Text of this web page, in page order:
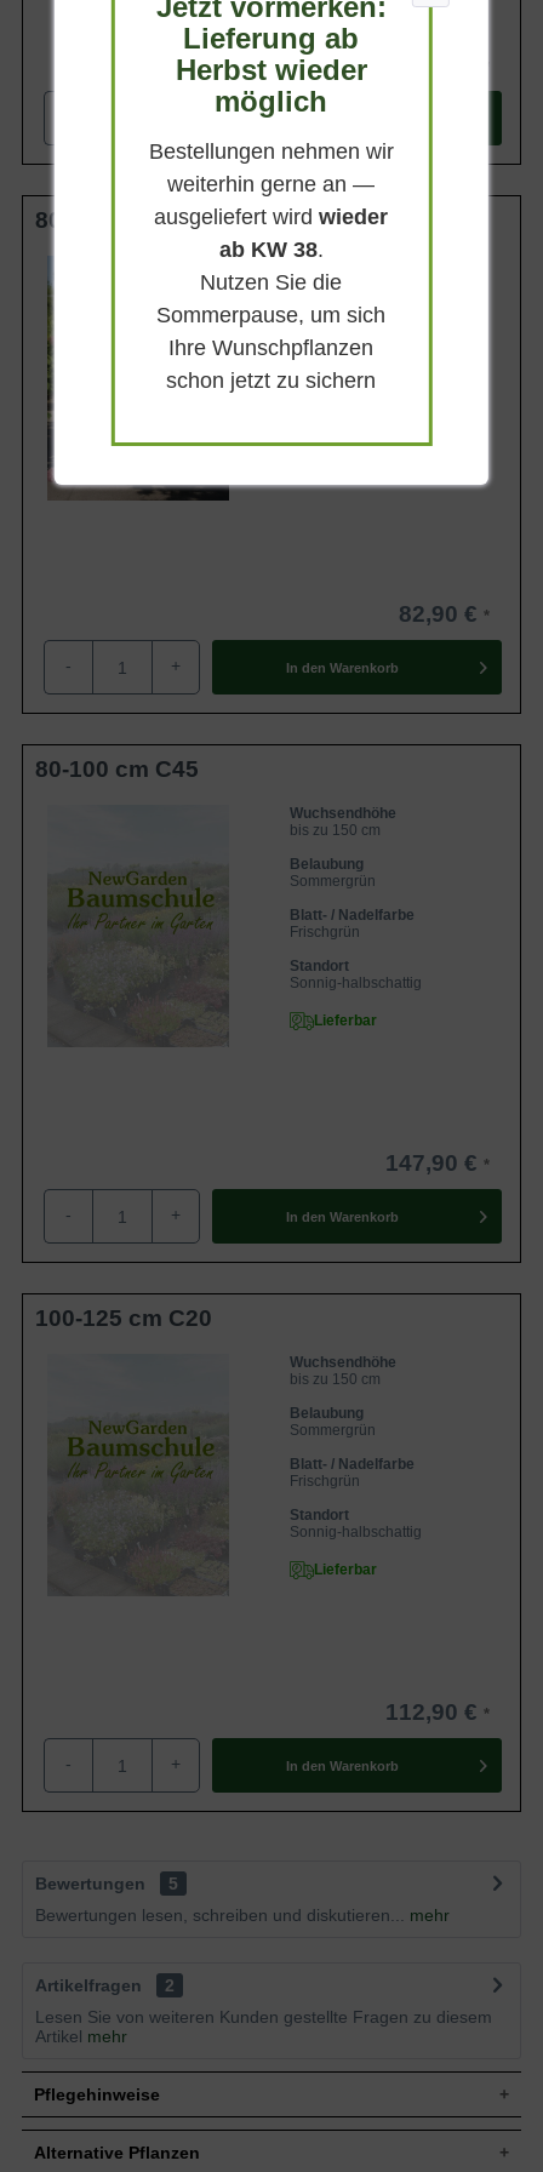
80-100 cm C20
bis zu 150 cm
Belaubung
Frischgrün
82,90 €
- + In den Warenkorb
80-100 cm C45
Wuchsendhöhe
bis zu 150 cm
Belaubung
Sommergrün
Blatt- / Nadelfarbe
Frischgrün
Standort
Sonnig-halbschattig
Lieferbar
147,90 €
- + In den Warenkorb
100-125 cm C20
Wuchsendhöhe
bis zu 150 cm
Belaubung
Sommergrün
Blatt- / Nadelfarbe
Frischgrün
Standort
Sonnig-halbschattig
Lieferbar
112,90 €
- + In den Warenkorb
Bewertungen
5
Bewertungen lesen, schreiben und diskutieren...
mehr
Artikelfragen
2
Lesen Sie von weiteren Kunden gestellte Fragen zu diesem
Artikel mehr
Pflegehinweise
Alternative Pflanzen
Lieferung ab
Herbst wieder
möglich
Bestellungen nehmen wir
weiterhin gerne an —
ausgeliefert wirdwieder
ab KW 38.
Nutzen Sie die
Sommerpause, um sich
Ihre Wunschpflanzen
schon jetzt zu sichern